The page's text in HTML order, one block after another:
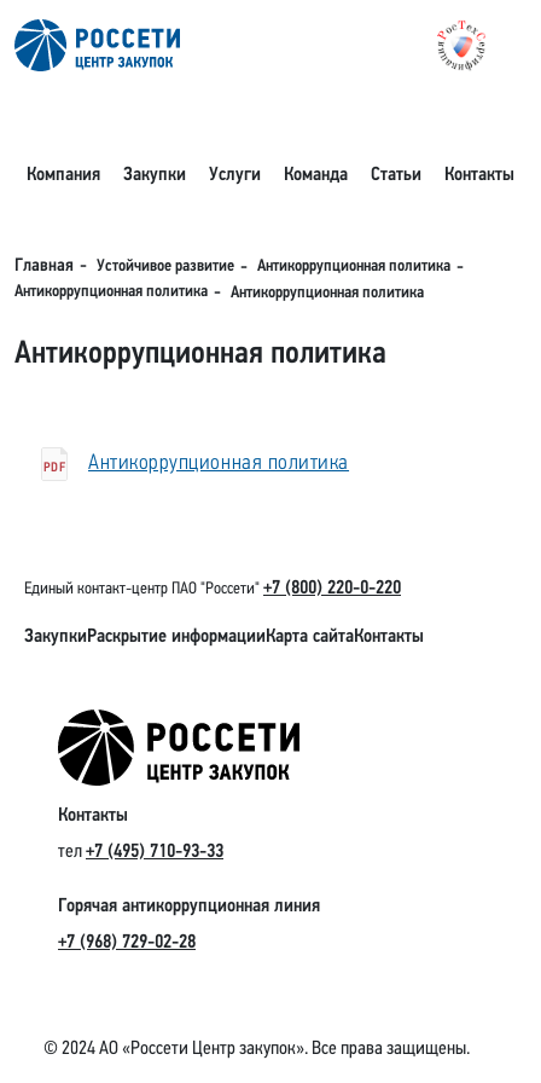
Компания Закупки Услуги Команда Статьи Контакты
Главная Устойчивое развитие
Антикоррупционная политика
Антикоррупционная политика
Антикоррупционная политика
Антикоррупционная политика
PDF Антикоррупционная политика
Единый контакт-центр ПАО "Россети" +7 (800) 220-0-220
ЗакупкиРаскрытие информацииКарта сайтаКонтакты
Контакты
тел+7 (495) 710-93-33
Горячая антикоррупционная линия
+7 (968) 729-02-28
© 2024 АО «Россети Центр закупок». Все права защищены.